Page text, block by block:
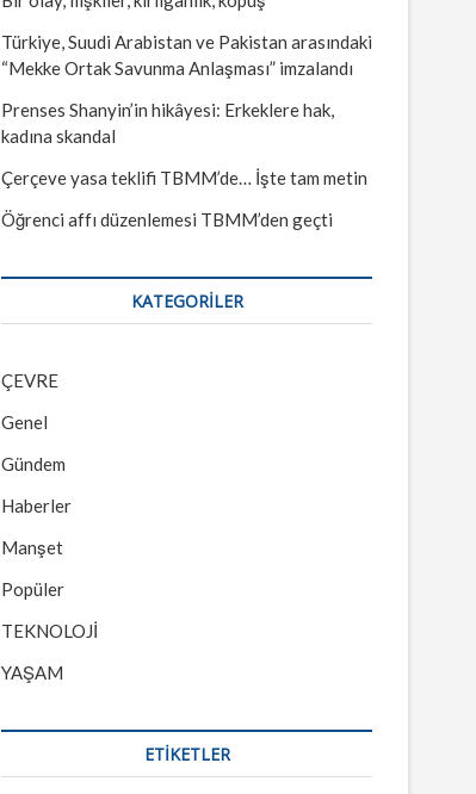
Türkiye, Suudi Arabistan ve Pakistan arasındaki
“Mekke Ortak Savunma Anlaşması” imzalandı
Prenses Shanyin’in hikâyesi: Erkeklere hak,
kadına skandal
Çerçeve yasa teklifi TBMM’de… İşte tam metin
Öğrenci affı düzenlemesi TBMM’den geçti
KATEGORILER
ÇEVRE
Genel
Gündem
Haberler
Manşet
Popüler
TEKNOLOJİ
YAŞAM
ETİKETLER